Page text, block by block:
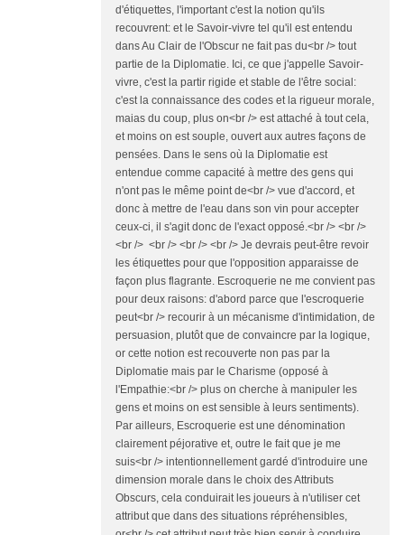
d'étiquettes, l'important c'est la notion qu'ils
recouvrent: et le Savoir-vivre tel qu'il est entendu
dans Au Clair de l'Obscur ne fait pas du<br /> tout
partie de la Diplomatie. Ici, ce que j'appelle Savoir-
vivre, c'est la partir rigide et stable de l'être social:
c'est la connaissance des codes et la rigueur morale,
maias du coup, plus on<br /> est attaché à tout cela,
et moins on est souple, ouvert aux autres façons de
pensées. Dans le sens où la Diplomatie est
entendue comme capacité à mettre des gens qui
n'ont pas le même point de<br /> vue d'accord, et
donc à mettre de l'eau dans son vin pour accepter
ceux-ci, il s'agit donc de l'exact opposé.<br /> <br />
<br /> <br /> <br /> <br /> Je devrais peut-être revoir
les étiquettes pour que l'opposition apparaisse de
façon plus flagrante. Escroquerie ne me convient pas
pour deux raisons: d'abord parce que l'escroquerie
peut<br /> recourir à un mécanisme d'intimidation, de
persuasion, plutôt que de convaincre par la logique,
or cette notion est recouverte non pas par la
Diplomatie mais par le Charisme (opposé à
l'Empathie:<br /> plus on cherche à manipuler les
gens et moins on est sensible à leurs sentiments).
Par ailleurs, Escroquerie est une dénomination
clairement péjorative et, outre le fait que je me
suis<br /> intentionnellement gardé d'introduire une
dimension morale dans le choix des Attributs
Obscurs, cela conduirait les joueurs à n'utiliser cet
attribut que dans des situations répréhensibles,